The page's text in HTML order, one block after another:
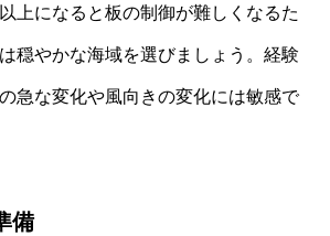
上になると板の制御が難しくなるた
穏やかな海域を選びましょう。経験
急な変化や風向きの変化には敏感で
備